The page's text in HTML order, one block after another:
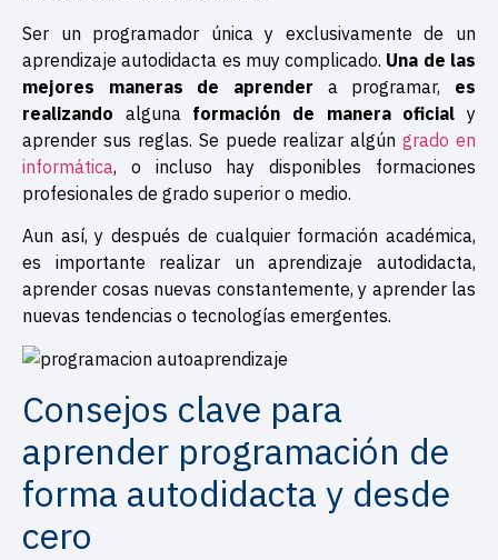
Ser un programador única y exclusivamente de un
aprendizaje autodidacta es muy complicado. Una de las
mejores maneras de aprender a programar, es
realizando alguna formación de manera oficial y
aprender sus reglas. Se puede realizar algún grado en
informática, o incluso hay disponibles formaciones
profesionales de grado superior o medio.
Aun así, y después de cualquier formación académica,
es importante realizar un aprendizaje autodidacta,
aprender cosas nuevas constantemente, y aprender las
nuevas tendencias o tecnologías emergentes.
Consejos clave para
aprender programación de
forma autodidacta y desde
cero